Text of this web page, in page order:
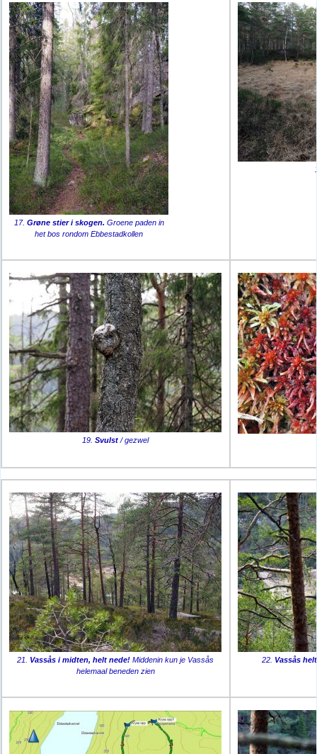
17. Grøne stier i skogen. Groene paden in
het bos rondom Ebbestadkollen
19. Svulst / gezwel
21. Vassås i midten, helt nede! Middenin kun je Vassås
helemaal beneden zien
22. Vassås